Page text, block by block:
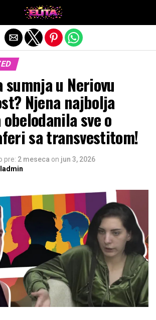
sumnja u Neriovu
Njena najbolja
sve o
sa transvestitom!
pre: 2 meseca on jun 3, 2026
Exit mobile version